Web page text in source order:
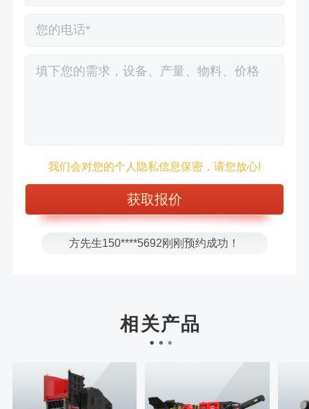
我们会对您的个人隐私信息保密，请您放心!
张先生156****2060刚刚预约成功！
张先生131****7997刚刚预约成功！
方先生150****5692刚刚预约成功！
徐先生132****0391刚刚预约成功！
相关产品